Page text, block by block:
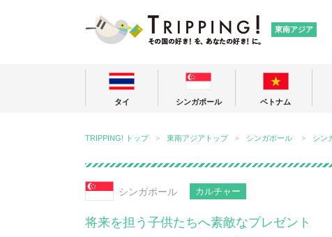
東南アジア
タイ シンガポール ベトナム
TRIPPING! トップ 東南アジアトップ シンガポール シン
シンガポール カルチャー
将来を担う子供たちへ素敵なプレゼント